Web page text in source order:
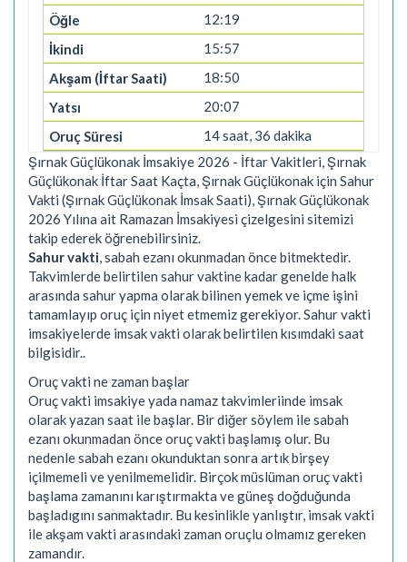
12:19
15:57
18:50
20:07
14 saat, 36 dakika
Şırnak Güçlükonak İmsakiye 2026 - İftar Vakitleri, Şırnak
Güçlükonak İftar Saat Kaçta, Şırnak Güçlükonak için Sahur
Vakti (Şırnak Güçlükonak İmsak Saati), Şırnak Güçlükonak
2026 Yılına ait Ramazan İmsakiyesi çizelgesini sitemizi
takip ederek öğrenebilirsiniz.
Sahur vakti, sabah ezanı okunmadan önce bitmektedir.
Takvimlerde belirtilen sahur vaktine kadar genelde halk
arasında sahur yapma olarak bilinen yemek ve içme işini
tamamlayıp oruç için niyet etmemiz gerekiyor. Sahur vakti
imsakiyelerde imsak vakti olarak belirtilen kısımdaki saat
bilgisidir..
Oruç vakti ne zaman başlar
Oruç vakti imsakiye yada namaz takvimleriinde imsak
olarak yazan saat ile başlar. Bir diğer söylem ile sabah
ezanı okunmadan önce oruç vakti başlamış olur. Bu
nedenle sabah ezanı okunduktan sonra artık birşey
içilmemeli ve yenilmemelidir. Birçok müslüman oruç vakti
başlama zamanını karıştırmakta ve güneş doğduğunda
başladıgını sanmaktadır. Bu kesinlikle yanlıştır, imsak vakti
ile akşam vakti arasındaki zaman oruçlu olmamız gereken
zamandır.